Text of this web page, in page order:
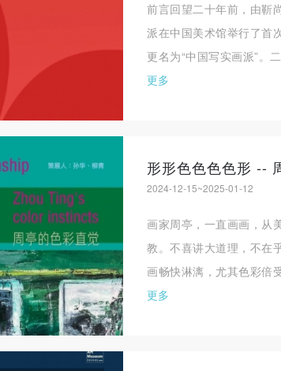
前言回望二十年前，由靳
派在中国美术馆举行了首
更名为“中国写实画派”。
更多
形形色色色色形 --
2024-12-15~2025-01-12
画家周亭，一直画画，从
教。不喜讲大道理，不在
画畅快淋漓，尤其色彩倍
更多